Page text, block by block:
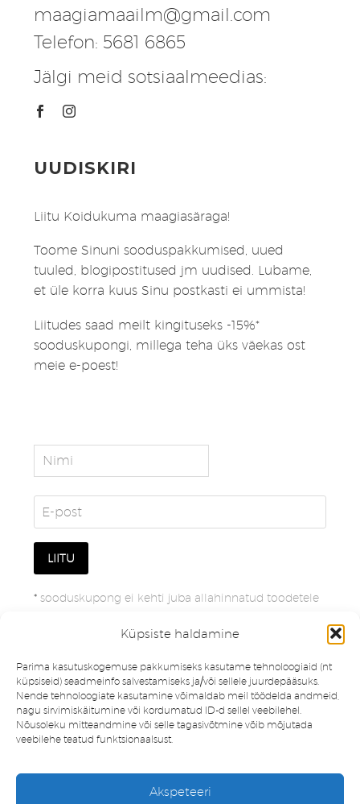
Küpsiste haldamine
Parima kasutuskogemuse pakkumiseks kasutame tehnoloogiaid (nt
küpsiseid) seadmeinfo salvestamiseks ja/või sellele juurdepääsuks.
Nende tehnoloogiate kasutamine võimaldab meil töödelda andmeid,
nagu sirvimiskäitumine või kordumatud ID-d sellel veebilehel.
Nõusoleku mitteandmine või selle tagasivõtmine võib mõjutada
veebilehe teatud funktsionaalsust.
Akspeteeri
maagiamaailm@gmail.com
Telefon: 5681 6865
Jälgi meid sotsiaalmeedias:
UUDISKIRI
Liitu Koidukuma maagiasäraga!
Toome Sinuni sooduspakkumised, uued
tuuled, blogipostitused jm uudised. Lubame,
et üle korra kuus Sinu postkasti ei ummista!
Liitudes saad meilt kingituseks -15%*
sooduskupongi, millega teha üks väekas ost
meie e-poest!
* sooduskupong ei kehti juba allahinnatud toodetele
Müügitingimused Privaatsuspoliitika